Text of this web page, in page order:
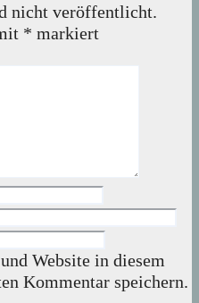
nicht veröffentlicht.
* markiert
Website in diesem
Kommentar speichern.